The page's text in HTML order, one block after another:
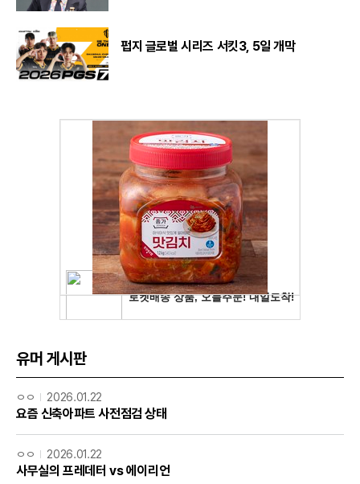
펍지 글로벌 시리즈 서킷3, 5일 개막
유머 게시판
ㅇㅇ 2026.01.22
요즘 신축아파트 사전점검 상태
ㅇㅇ 2026.01.22
사무실의 프레데터 vs 에이리언